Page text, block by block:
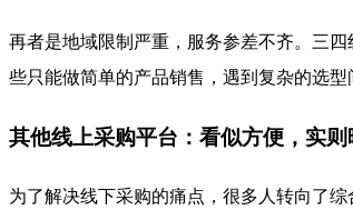
再者是地域限制严重，服务参差不齐。三
些只能做简单的产品销售，遇到复杂的选
其他线上采购平台：看似方便，实
为了解决线下采购的痛点，很多人转向了